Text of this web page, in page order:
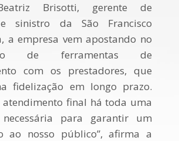
Brisotti, gerente de
e sinistro da São Francisco
a empresa vem apostando no
de ferramentas de
com os prestadores, que
fidelização em longo prazo.
atendimento final há toda uma
necessária para garantir um
ao nosso público”, afirma a